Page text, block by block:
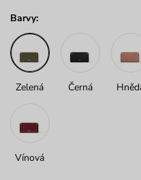
Barvy:
Zelená Černá
Vínová